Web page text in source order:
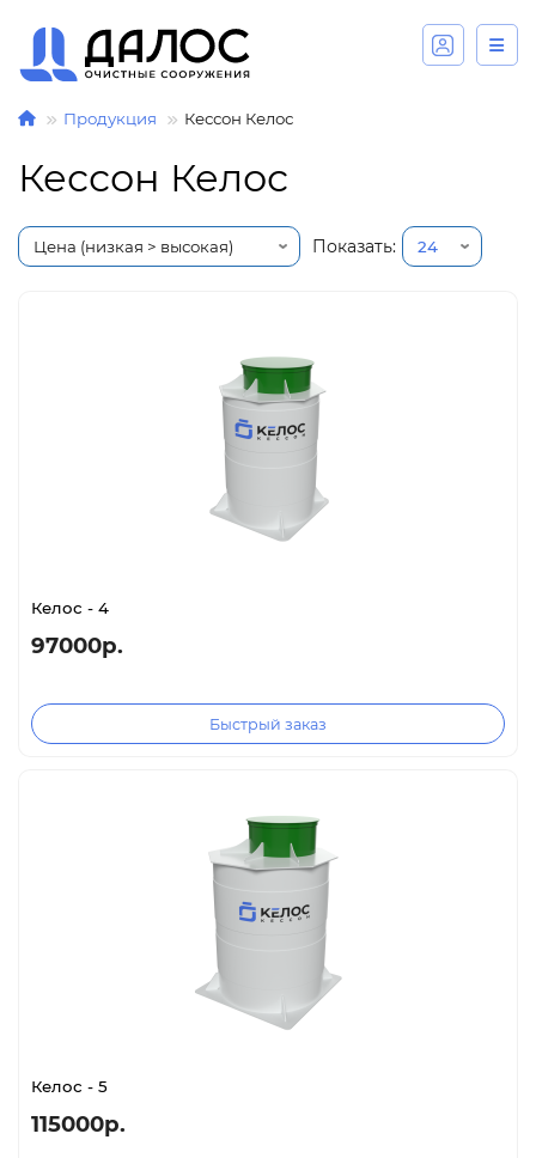
Продукция Кессон Келос
Кессон Келос
Показать:
Келос - 4
97000р.
Быстрый заказ
Келос - 5
115000р.